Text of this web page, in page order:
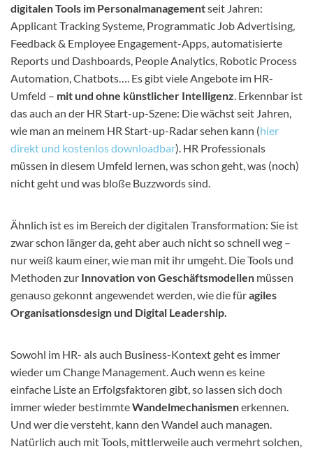
digitalen Tools im Personalmanagementseit Jahren:
Applicant Tracking Systeme, Programmatic Job Advertising,
Feedback & Employee Engagement-Apps, automatisierte
Reports und Dashboards, People Analytics, Robotic Process
Automation, Chatbots…. Es gibt viele Angebote im HR-
Umfeld – mit und ohne künstlicher Intelligenz. Erkennbar ist
das auch an der HR Start-up-Szene: Die wächst seit Jahren,
wie man an meinem HR Start-up-Radar sehen kann (hier
direkt und kostenlos downloadbar). HR Professionals
müssen in diesem Umfeld lernen, was schon geht, was (noch)
nicht geht und was bloße Buzzwords sind.
Ähnlich ist es im Bereich der digitalen Transformation: Sie ist
zwar schon länger da, geht aber auch nicht so schnell weg –
nur weiß kaum einer, wie man mit ihr umgeht. Die Tools und
Methoden zur Innovation von Geschäftsmodellen müssen
genauso gekonnt angewendet werden, wie die füragiles
Organisationsdesign und Digital Leadership.
Sowohl im HR- als auch Business-Kontext geht es immer
wieder um Change Management. Auch wenn es keine
einfache Liste an Erfolgsfaktoren gibt, so lassen sich doch
immer wieder bestimmteWandelmechanismenerkennen.
Und wer die versteht, kann den Wandel auch managen.
Natürlich auch mit Tools, mittlerweile auch vermehrt solchen,